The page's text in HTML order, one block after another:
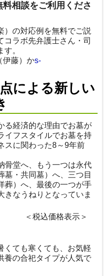
相談をご利用くださ
）の対応例を無料でご説
コラボ先弁護士さん・司
。
伊藤）かs-
による新しい
る経済的な理由でお墓が
イフスタイルでお墓を持
スに関わった8～9年前
骨堂へ、もう一つは永代
墓・共同墓）へ、三つ目
葬）へ、最後の一つが手
きなうねりとなっていま
＜税込価格表示＞
くても寒くても、お気軽
養の合祀タイプが人気で